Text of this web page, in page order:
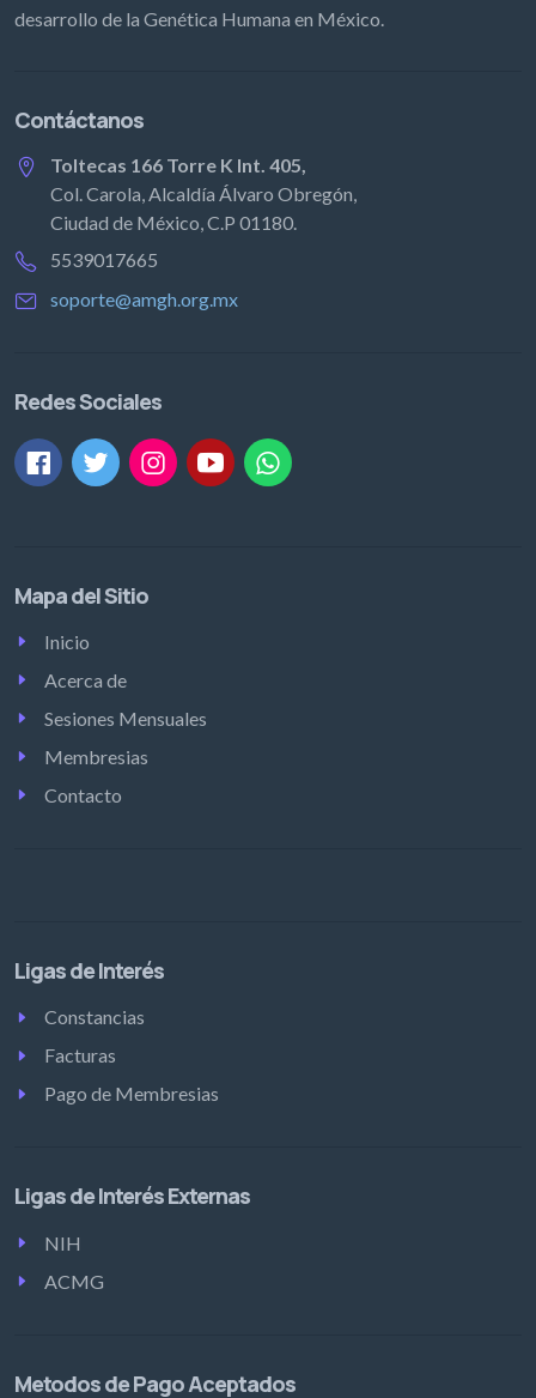
desarrollo de la Genética Humana en México.
Contáctanos
Toltecas 166 Torre K Int. 405,
Col. Carola, Alcaldía Álvaro Obregón,
Ciudad de México, C.P 01180.
5539017665
soporte@amgh.org.mx
Redes Sociales
Mapa del Sitio
Inicio
Acerca de
Sesiones Mensuales
Membresias
Contacto
Ligas de Interés
Constancias
Facturas
Pago de Membresias
Ligas de Interés Externas
NIH
ACMG
Metodos de Pago Aceptados